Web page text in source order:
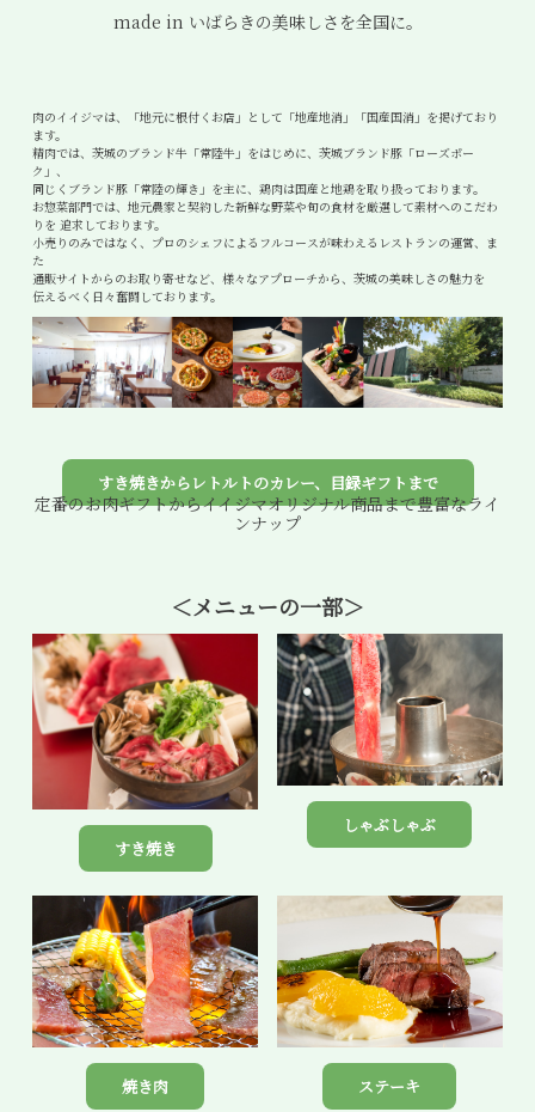
レビュー一覧
ご予算から選ぶ
牛肉部位一覧
コーンスープ
手造りタレ
プレミアムギフト
ギフトカテゴリー一覧
made in いばらきの美味しさを全国に。
肉のイイジマは、「地元に根付くお店」として「地産地消」「国産国消」を掲げており
ます。
精肉では、茨城のブランド牛「常陸牛」をはじめに、茨城ブランド豚「ローズポー
ク」、
同じくブランド豚「常陸の輝き」を主に、鶏肉は国産と地鶏を取り扱っております。
お惣菜部門では、地元農家と契約した新鮮な野菜や旬の食材を厳選して素材へのこだわ
りを 追求しております。
小売りのみではなく、プロのシェフによるフルコースが味わえるレストランの運営、ま
た
通販サイトからのお取り寄せなど、様々なアプローチから、茨城の美味しさの魅力を
伝えるべく日々奮闘しております。
すき焼きからレトルトのカレー、目録ギフトまで
定番のお肉ギフトからイイジマオリジナル商品まで豊富なライ
ンナップ
＜メニューの一部＞
すき焼き
しゃぶしゃぶ
焼き肉 ステーキ